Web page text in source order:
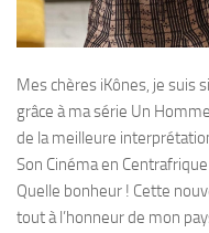
Mes chères iKônes, je suis
grâce à ma série Un
de la meilleure
Son Cinéma en Centrafrique
Quelle bonheur ! Cette
tout à l’honneur de mon